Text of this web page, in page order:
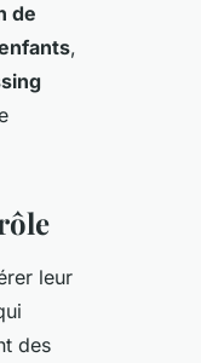
de
,
leur
des